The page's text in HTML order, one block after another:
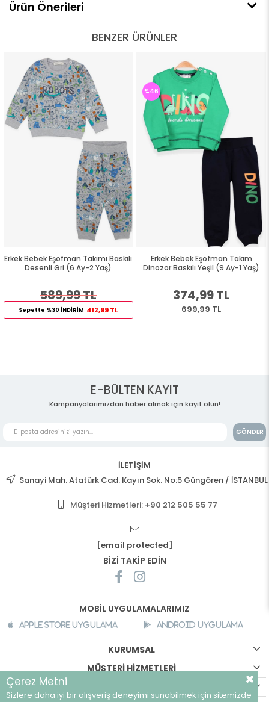
Ürün Önerileri
BENZER ÜRÜNLER
Erkek Bebek Eşofman Takımı Baskılı
Desenli Gri (6 Ay-2 Yaş)
589,99 TL
Sepette %30 İNDİRİM 412,99 TL
Erkek Bebek Eşofman Takım
Dinozor Baskılı Yeşil (9 Ay-1 Yaş)
374,99 TL
699,99 TL
%46
E-BÜLTEN KAYIT
Kampanyalarımızdan haber almak için kayıt olun!
GÖNDER
İLETİŞİM
Sanayi Mah. Atatürk Cad. Kayın Sok. No:5 Güngören / İSTANBUL
Müşteri Hizmetleri: +90 212 505 55 77
[email protected]
BİZİ TAKİP EDİN
MOBİL UYGULAMALARIMIZ
Apple Store Uygulama Android Uygulama
KURUMSAL
MÜŞTERİ HİZMETLERİ
Çerez Metni
Sizlere daha iyi bir alışveriş deneyimi sunabilmek için sitemizde